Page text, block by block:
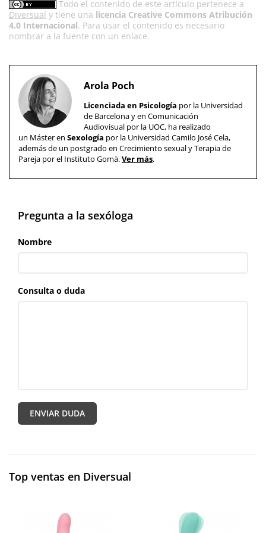
Todo el contenido de este artículo pertenece a
Diversual y tiene una licencia Creative Commons Atribución
4.0 Internacional. Para usar el contenido es necesario
nombrar a la fuente con un enlace.
Arola Poch
Licenciada en Psicología por la Universidad
de Barcelona y en Comunicación
Audiovisual por la UOC, ha realizado
un Máster en Sexología por la Universidad Camilo José Cela,
además de un postgrado en Crecimiento sexual y Terapia de
Pareja por el Instituto Gomà.Ver más.
Pregunta a la sexóloga
Nombre
Consulta o duda
Top ventas en Diversual